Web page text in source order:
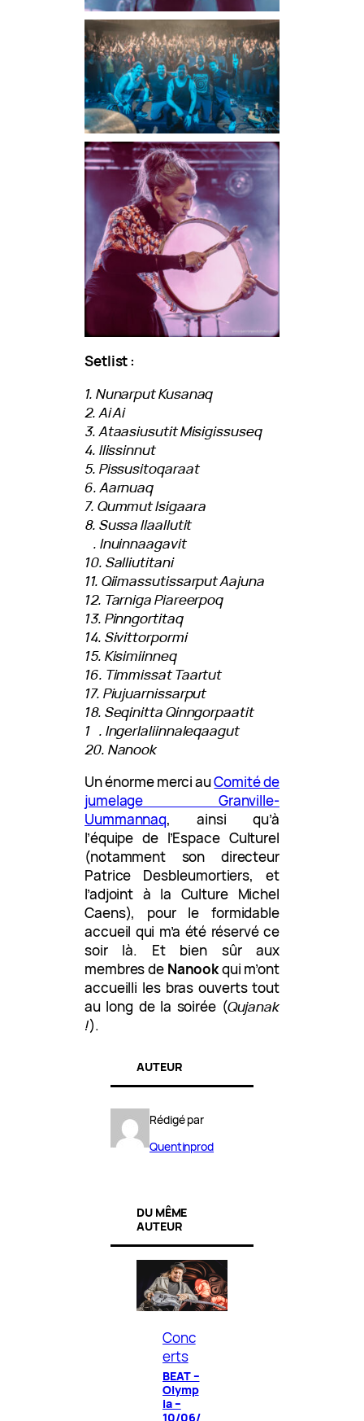
Setlist :
1. Nunarput Kusanaq
2. Ai Ai
3. Ataasiusutit Misigissuseq
4. Ilissinnut
5. Pissusitoqaraat
6. Aarnuaq
7. Qummut Isigaara
8. Sussa Ilaallutit
9. Inuinnaagavit
10. Salliutitani
11. Qiimassutissarput Aajuna
12. Tarniga Piareerpoq
13. Pinngortitaq
14. Sivittorpormi
15. Kisimiinneq
16. Timmissat Taartut
17. Piujuarnissarput
18. Seqinitta Qinngorpaatit
19. Ingerlaliinnaleqaagut
20. Nanook
Un énorme merci auComité de
jumelage Granville-
Uummannaq, ainsi qu’à
l’équipe de l’Espace Culturel
(notamment son directeur
Patrice Desbleumortiers, et
l’adjoint à la Culture Michel
Caens), pour le formidable
accueil qui m’a été réservé ce
soir là. Et bien sûr aux
membres de Nanookqui m’ont
accueilli les bras ouverts tout
au long de la soirée (Qujanak
!).
AUTEUR
Rédigé par
Quentinprod
DU MÊME
AUTEUR
Conc
erts
BEAT –
Olymp
ia –
10/06/